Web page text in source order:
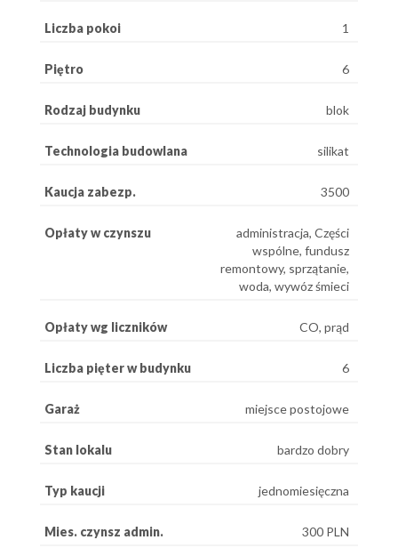
Liczba pokoi 1
Piętro 6
Rodzaj budynku blok
Technologia budowlana silikat
Kaucja zabezp. 3500
Opłaty w czynszu
administracja, Części
wspólne, fundusz
remontowy, sprzątanie,
woda, wywóz śmieci
Opłaty wg liczników CO, prąd
Liczba pięter w budynku 6
Garaż miejsce postojowe
Stan lokalu bardzo dobry
Typ kaucji jednomiesięczna
Mies. czynsz admin. 300 PLN